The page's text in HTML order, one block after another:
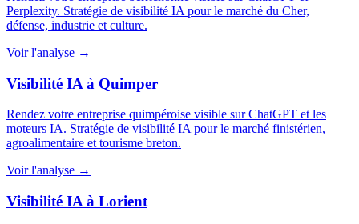
Perplexity. Stratégie de visibilité IA pour le marché du Cher,
défense, industrie et culture.
Voir l'analyse →
Visibilité IA à Quimper
Rendez votre entreprise quimpéroise visible sur ChatGPT et les
moteurs IA. Stratégie de visibilité IA pour le marché finistérien,
agroalimentaire et tourisme breton.
Voir l'analyse →
Visibilité IA à Lorient